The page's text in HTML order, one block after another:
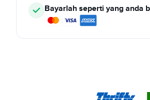
Bayarlah seperti yang anda